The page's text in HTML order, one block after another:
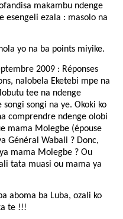
makambu ndenge
esengeli ezala : masolo na
yo na ba points miyike.
2009 : Réponses
nalobela Eketebi mpe na
tee na ndenge
songi na ye. Okoki ko
comprendre ndenge olobi
mama Molegbe (épouse
Général Wabali ? Donc,
mama Molegbe ? Ou
tata muasi ou mama ya
aboma ba Luba, ozali ko
te !!!